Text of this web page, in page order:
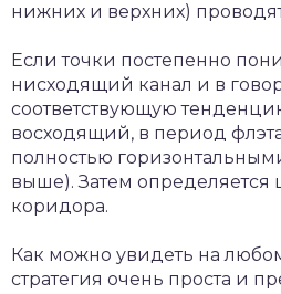
нижних и верхних)
Если точки постепенно
нисходящий канал и в
соответствующую
восходящий, в период
полностью
выше). Затем
коридора.
Как можно увидеть на
стратегия очень проста и